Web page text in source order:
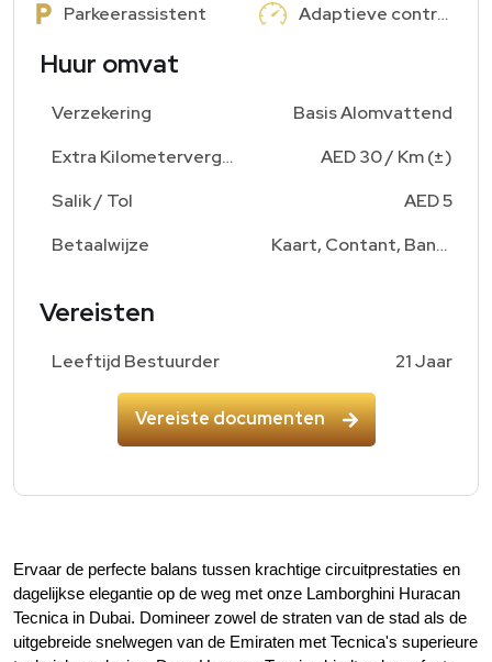
Parkeerassistent
Adaptieve controle
Huur omvat
Verzekering
Extra Kilometervergoeding
Salik / Tol
Betaalwijze
Basis Alomvattend
AED 30 / Km (±)
AED 5
Kaart, Contant, Bankoverschrijving
Vereisten
Leeftijd Bestuurder 21 Jaar
Vereiste documenten
Ervaar de perfecte balans tussen krachtige circuitprestaties en
dagelijkse elegantie op de weg met onze Lamborghini Huracan
Tecnica in Dubai. Domineer zowel de straten van de stad als de
uitgebreide snelwegen van de Emiraten met Tecnica's superieure